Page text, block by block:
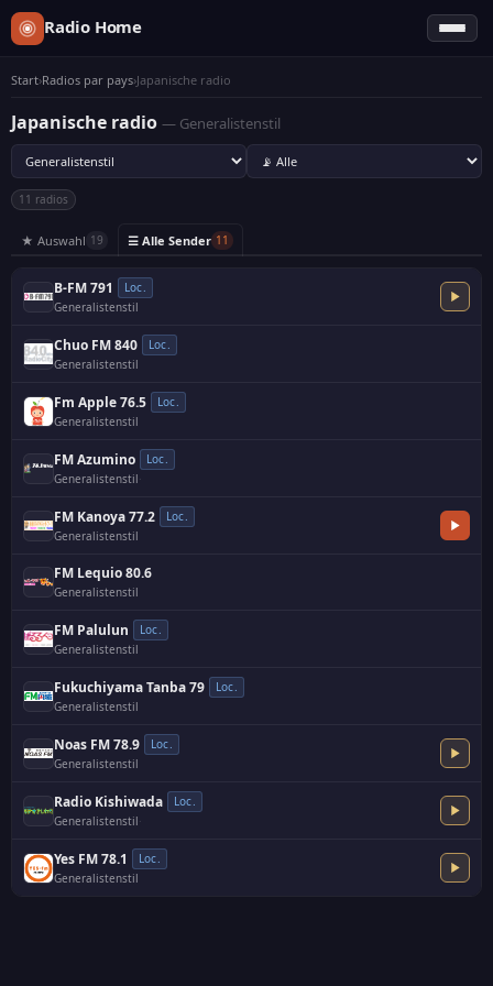
Radio Home
Start›Radios par pays›Japanische radio
Japanische radio — Generalistenstil
11 radios
★ Auswahl 19 ☰ Alle Sender 11
B-FM 791
Loc.
Generalistenstil
Chuo FM 840
Loc.
Generalistenstil
Fm Apple 76.5
Loc.
Generalistenstil
FM Azumino
Loc.
Generalistenstil·
FM Kanoya 77.2
Loc.
Generalistenstil
FM Lequio 80.6
Generalistenstil
FM Palulun
Loc.
Generalistenstil
Fukuchiyama Tanba 79
Loc.
Generalistenstil
Noas FM 78.9
Loc.
Generalistenstil
Radio Kishiwada
Loc.
Generalistenstil·
Yes FM 78.1
Loc.
Generalistenstil